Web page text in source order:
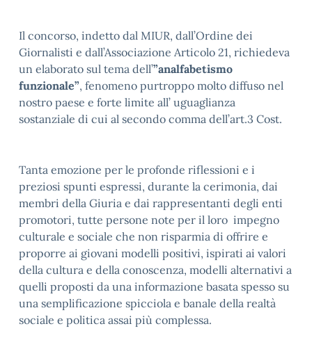
Il concorso, indetto dal MIUR, dall’Ordine dei
Giornalisti e dall’Associazione Articolo 21, richiedeva
un elaborato sul tema dell’”analfabetismo
funzionale”, fenomeno purtroppo molto diffuso nel
nostro paese e forte limite all’ uguaglianza
sostanziale di cui al secondo comma dell’art.3 Cost.
Tanta emozione per le profonde riflessioni e i
preziosi spunti espressi, durante la cerimonia, dai
membri della Giuria e dai rappresentanti degli enti
promotori, tutte persone note per il loro impegno
culturale e sociale che non risparmia di offrire e
proporre ai giovani modelli positivi, ispirati ai valori
della cultura e della conoscenza, modelli alternativi a
quelli proposti da una informazione basata spesso su
una semplificazione spicciola e banale della realtà
sociale e politica assai più complessa.